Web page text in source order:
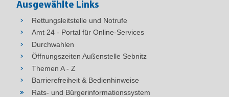
Ausgewählte Links
Rettungsleitstelle und Notrufe
Amt 24 - Portal für Online-Services
Durchwahlen
Öffnungszeiten Außenstelle Sebnitz
Themen A - Z
Barrierefreiheit & Bedienhinweise
Rats- und Bürgerinformationssystem